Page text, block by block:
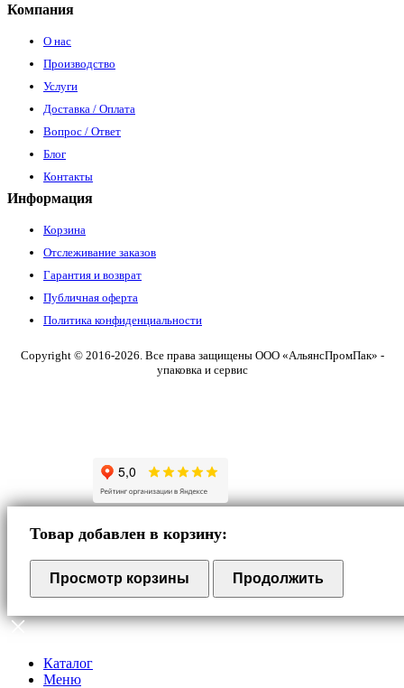
Компания
О нас
Производство
Услуги
Доставка / Оплата
Вопрос / Ответ
Блог
Контакты
Информация
Корзина
Отслеживание заказов
Гарантия и возврат
Публичная оферта
Политика конфиденциальности
Copyright © 2016-2026. Все права защищены ООО «АльянсПромПак» -
упаковка и сервис
Товар добавлен в корзину:
Просмотр корзины Продолжить
Каталог
Меню